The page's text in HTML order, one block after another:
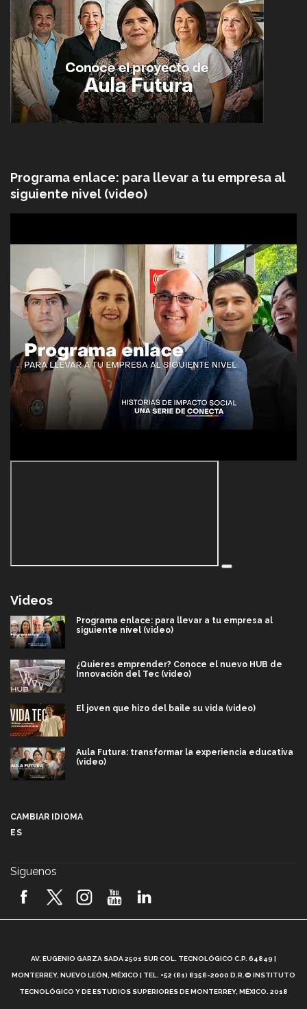
Programa enlace: para llevar a tu empresa al
siguiente nivel (video)
Videos
Programa enlace: para llevar a tu empresa al
siguiente nivel (video)
¿Quieres emprender? Conoce el nuevo HUB de
Innovación del Tec (video)
El joven que hizo del baile su vida (video)
Aula Futura: transformar la experiencia educativa
(video)
2026! (video)
¿Cómo es el Modelo Educativo Tec? (video)
CAMBIAR IDIOMA
ES
Síguenos
AV. EUGENIO GARZA SADA 2501 SUR COL. TECNOLÓGICO C.P. 64849 |
MONTERREY, NUEVO LEÓN, MÉXICO | TEL. +52 (81) 8358-2000 D.R.© INSTITUTO
TECNOLÓGICO Y DE ESTUDIOS SUPERIORES DE MONTERREY, MÉXICO. 2018